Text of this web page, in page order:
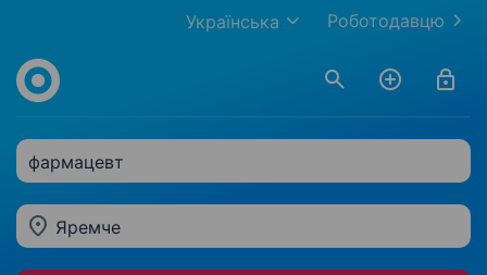
Роботодавцю
Українська
фармацевт
Яремче